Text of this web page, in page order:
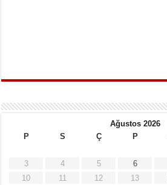
Ağustos 2026
P
S Ç P
3
4 5 6
10
11 12 13